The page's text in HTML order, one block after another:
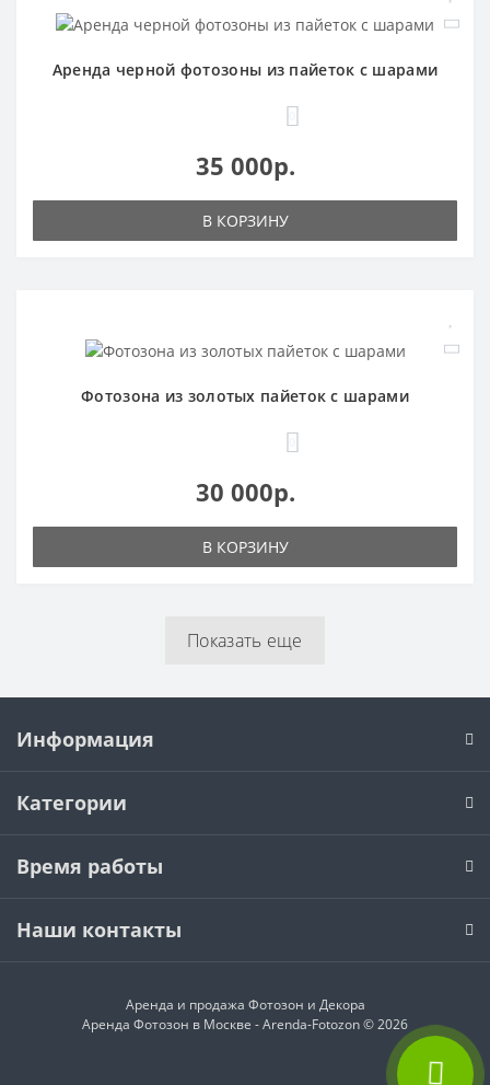
Аренда черной фотозоны из пайеток с шарами
35 000р.
В КОРЗИНУ
Фотозона из золотых пайеток с шарами
30 000р.
В КОРЗИНУ
Показать еще
Информация
Категории
Время работы
Наши контакты
Аренда и продажа Фотозон и Декора
Аренда Фотозон в Москве - Arenda-Fotozon © 2026